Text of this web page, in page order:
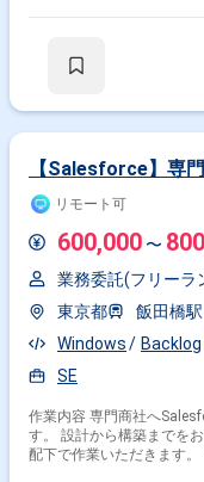
【Salesforce】専
リモート可
600,000 〜
業務委託(フリーラ
東京都
飯田橋駅
Windows
Backlog
SE
作業内容 専門商社へ
す。 設計から構築までを
配下で作業いただきます